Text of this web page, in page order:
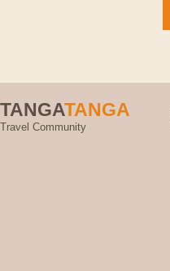
TANGATANGA
Travel Community